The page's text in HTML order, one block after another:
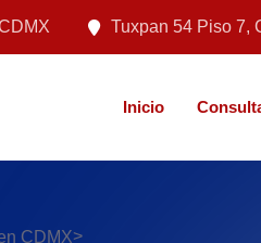
Tuxpan 54 Piso 7,
Inicio